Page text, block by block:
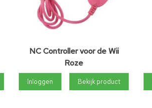
NC Controller voor de Wii
Roze
Inloggen Bekijk product